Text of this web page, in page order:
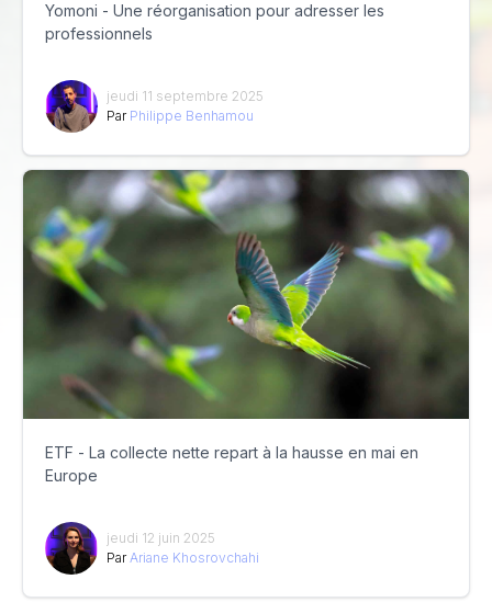
Yomoni - Une réorganisation pour adresser les
professionnels
jeudi 11 septembre 2025
Par Philippe Benhamou
ETF - La collecte nette repart à la hausse en mai en
Europe
jeudi 12 juin 2025
Par Ariane Khosrovchahi